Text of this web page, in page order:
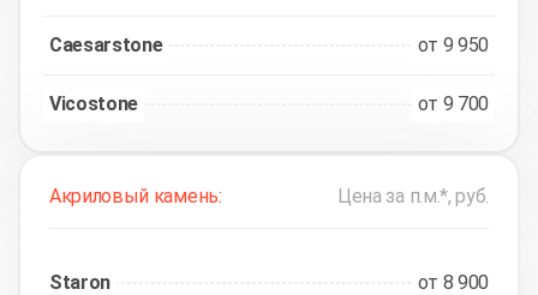
Caesarstone от 9 950
Vicostone от 9 700
Акриловый камень: Цена за п.м.*, руб.
Staron от 8 900